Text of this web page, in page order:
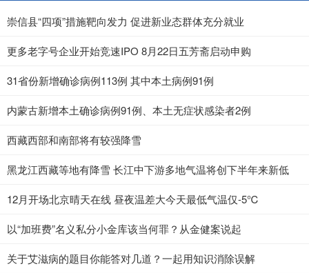
崇信县“四项”措施靶向发力 促进新业态群体充分就业
更多老字号企业开始竞速IPO 8月22日五芳斋启动申购
31省份新增确诊病例113例 其中本土病例91例
内蒙古新增本土确诊病例91例、本土无症状感染者2例
西藏西部和南部将有较强降雪
黑龙江西藏等地有降雪 长江中下游多地气温将创下半年来新低
12月开场北京晴天在线 昼夜温差大今天最低气温仅-5℃
以“加班费”名义私分小金库该当何罪？从金健案说起
关于艾滋病的题目你能答对几道？一起用知识消除误解